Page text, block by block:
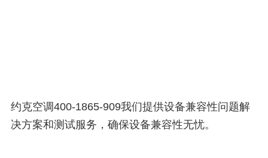
约克空调400-1865-909我们提供设备兼容性问题解
决方案和测试服务，确保设备兼容性无忧。